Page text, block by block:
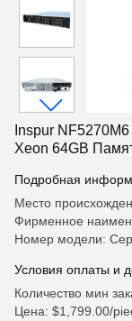
Inspur
Xeon 64GB
Подробная
Место
Фирменное
Номер модели:
Условия оплаты и
Количество мин
Цена: $1,799.00/